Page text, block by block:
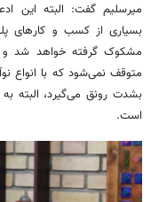
میرسلیم گفت: البته این
بسیاری از کسب و کارهای
مشکوک گرفته خواهد شد و
متوقف نمی‌شود که با انواع
بشدت رونق می‌گیرد، البته
است.